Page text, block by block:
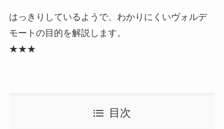
はっきりしているようで、わかりにくいヴォルデ
モートの目的を解説します。
★★★
目次